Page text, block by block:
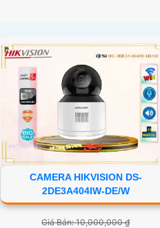
CAMERA HIKVISION DS-
2DE3A404IW-DE/W
Giá Bán: 10,000,000 ₫